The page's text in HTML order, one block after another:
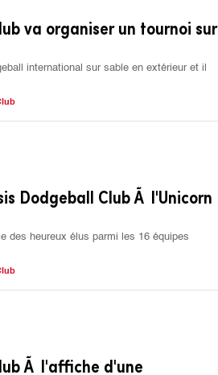
va organiser un tournoi sur
international sur sable en extérieur et il
Dodgeball Club Ã l'Unicorn
des heureux élus parmi les 16 équipes
Ã l'affiche d'une